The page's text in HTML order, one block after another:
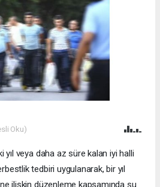
Oku)
yıl veya daha az süre kalan iyi halli
tedbiri uygulanarak, bir yıl